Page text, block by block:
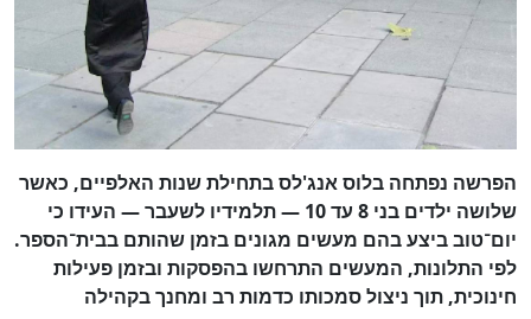
הפרשה נפתחה בלוס אנג'לס בתחילת שנות האלפיים, כאשר
שלושה ילדים בני 8 עד 10 — תלמידיו לשעבר — העידו כי
יום־טוב ביצע בהם מעשים מגונים בזמן שהותם בבית־הספר.
לפי התלונות, המעשים התרחשו בהפסקות ובזמן פעילות
חינוכית, תוך ניצול סמכותו כדמות רב ומחנך בקהילה